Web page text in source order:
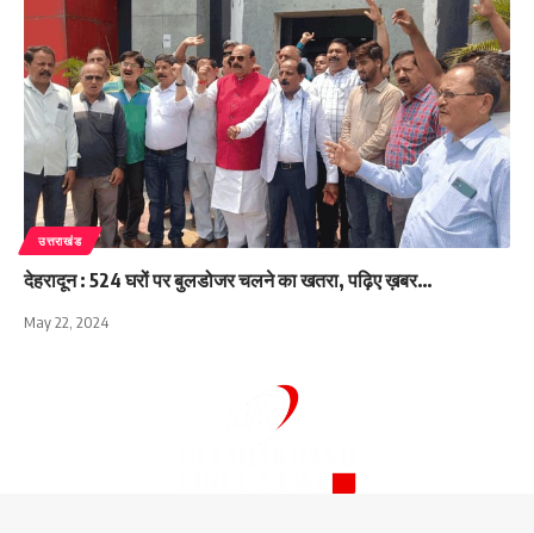
उत्तराखंड
देहरादून : 524 घरों पर बुलडोजर चलने का खतरा, पढ़िए ख़बर…
May 22, 2024